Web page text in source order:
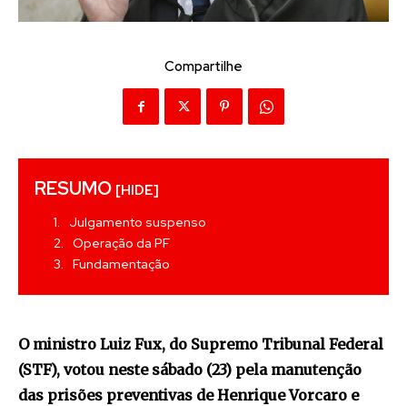
Compartilhe
RESUMO [HIDE]
Julgamento suspenso
Operação da PF
Fundamentação
O ministro Luiz Fux, do Supremo Tribunal Federal
(STF), votou neste sábado (23) pela manutenção
das prisões preventivas de Henrique Vorcaro e